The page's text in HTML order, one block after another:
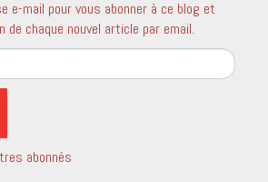
e-mail pour vous abonner à ce blog et
de chaque nouvel article par email.
abonnés